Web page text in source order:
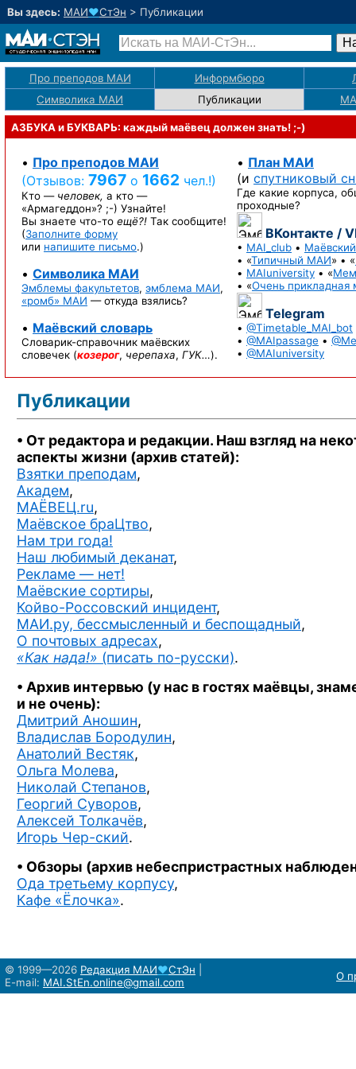
Вы здесь: МАИ♥СтЭн > Публикации
Про преподов МАИ Информбюро
Символика МАИ
Публикации
АЗБУКА и БУКВАРЬ: каждый маёвец должен знать! ;-)
• Про преподов МАИ
(Отзывов: 7967 о 1662 чел.!)
Кто — человек, а кто —
«Армагеддон»? ;-) Узнайте!
Вы знаете что-то ещё?! Так сообщите!
(Заполните форму
или напишите письмо.)
• Символика МАИ
Эмблемы факультетов, эмблема МАИ,
«ромб» МАИ — откуда взялись?
• Маёвский словарь
Словарик-справочник маёвских
словечек (козерог, черепаха, ГУК…).
• План МАИ
(и спутниковый
Где какие корпуса,
проходные?
ВКонтакте /
• MAI_club •
• «Типичный МАИ» • «
• MAIuniversity • «
• «Очень прикладная
Telegram
• @Timetable_MAI_bot
• @MAIpassage •
• @MAIuniversity
Публикации
• От редактора и редакции. Наш взгляд на
аспекты жизни (архив статей):
Взятки преподам,
Академ,
МАЁВЕЦ.ru,
Маёвское браЦтво,
Нам три года!
Наш любимый деканат,
Рекламе — нет!
Маёвские сортиры,
Койво-Россовский инцидент,
МАИ.ру, бессмысленный и беспощадный,
О почтовых адресах,
«Как нада!» (писать по-русски).
• Архив интервью (у нас в гостях маёвцы,
и не очень):
Дмитрий Аношин,
Владислав Бородулин,
Анатолий Вестяк,
Ольга Молева,
Николай Степанов,
Георгий Суворов,
Алексей Толкачёв,
Игорь Чер-ский.
• Обзоры (архив небеспристрастных
Ода третьему корпусу,
Кафе «Ёлочка».
© 1999—2026 Редакция МАИ♥СтЭн
E-mail: MAI.StEn.online@gmail.com О